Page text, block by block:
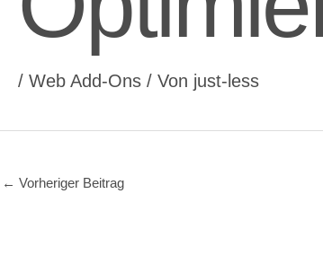
/ Web Add-Ons / Von just-less
← Vorheriger Beitrag